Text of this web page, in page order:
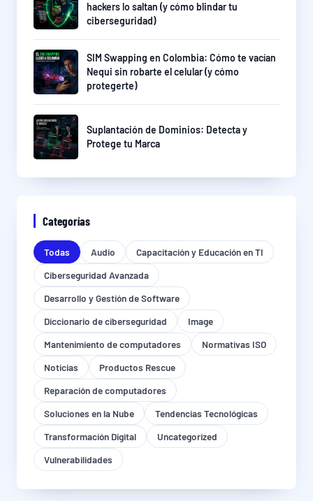
hackers lo saltan (y cómo blindar tu
ciberseguridad)
SIM Swapping en Colombia: Cómo te vacían
Nequi sin robarte el celular (y cómo
protegerte)
Suplantación de Dominios: Detecta y
Protege tu Marca
Categorías
Todas Audio
Capacitación y Educación en TI
Ciberseguridad Avanzada
Desarrollo y Gestión de Software
Diccionario de ciberseguridad
Image
Mantenimiento de computadores
Normativas ISO
Noticias
Productos Rescue
Reparación de computadores
Soluciones en la Nube
Tendencias Tecnológicas
Transformación Digital
Uncategorized
Vulnerabilidades